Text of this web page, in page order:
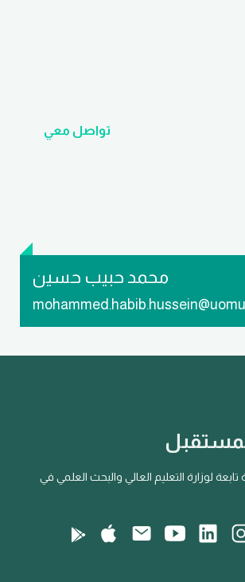
محمد حبيب حسين
تواصل معي
لوزارة التعليم العالي والبحث العلمي في